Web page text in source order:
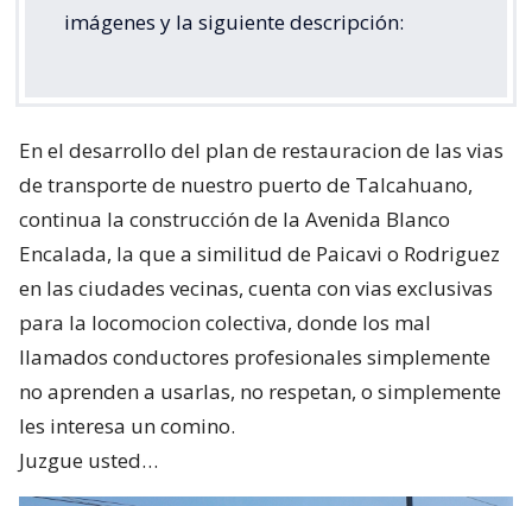
imágenes y la siguiente descripción:
En el desarrollo del plan de restauracion de las vias
de transporte de nuestro puerto de Talcahuano,
continua la construcción de la Avenida Blanco
Encalada, la que a similitud de Paicavi o Rodriguez
en las ciudades vecinas, cuenta con vias exclusivas
para la locomocion colectiva, donde los mal
llamados conductores profesionales simplemente
no aprenden a usarlas, no respetan, o simplemente
les interesa un comino.
Juzgue usted…